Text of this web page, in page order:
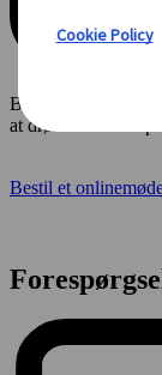
Book et online-
at drøfte alle dine
Bestil et